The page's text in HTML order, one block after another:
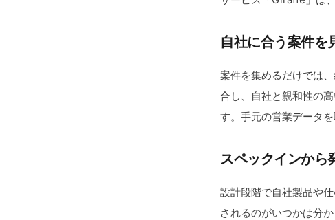
自社に合う案件を
案件を集めるだけでは
合し、自社と親和性の
す。手元の営業データ
スペックインから
設計段階で自社製品や
されるのがいつかは分